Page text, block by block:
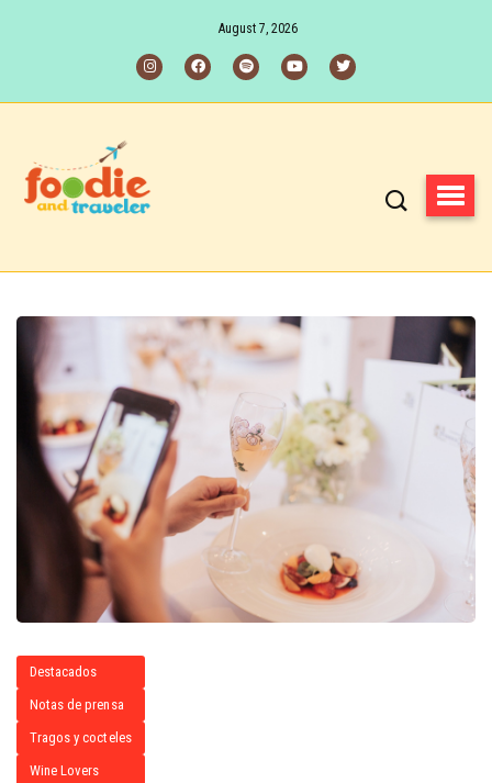
August 7, 2026
Destacados
Notas de prensa
Tragos y cocteles
Wine Lovers